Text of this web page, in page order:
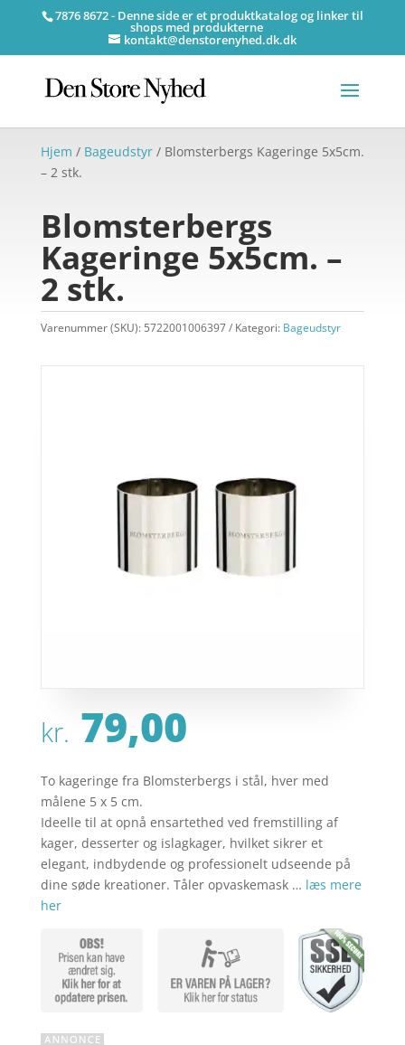
7876 8672 - Denne side er et produktkatalog og linker til
shops med produkterne
kontakt@denstorenyhed.dk.dk
Hjem / Bageudstyr/ Blomsterbergs Kageringe 5x5cm.
– 2 stk.
Blomsterbergs
Kageringe 5x5cm. –
2 stk.
Varenummer (SKU): 5722001006397 Kategori: Bageudstyr
kr. 79,00
To kageringe fra Blomsterbergs i stål, hver med
målene 5 x 5 cm.
Ideelle til at opnå ensartethed ved fremstilling af
kager, desserter og islagkager, hvilket sikrer et
elegant, indbydende og professionelt udseende på
dine søde kreationer. Tåler opvaskemask … læs mere
her